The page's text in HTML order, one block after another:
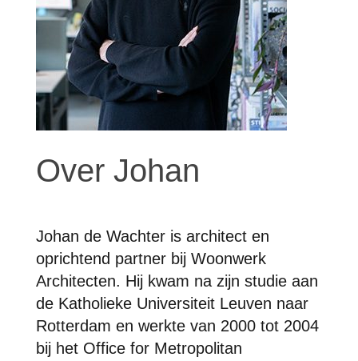
Over Johan
Johan de Wachter is architect en
oprichtend partner bij Woonwerk
Architecten. Hij kwam na zijn studie aan
de Katholieke Universiteit Leuven naar
Rotterdam en werkte van 2000 tot 2004
bij het Office for Metropolitan